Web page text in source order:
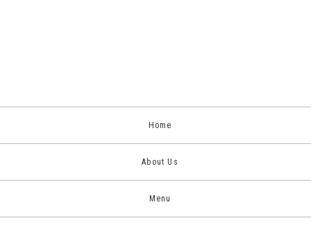
Home
About Us
Menu